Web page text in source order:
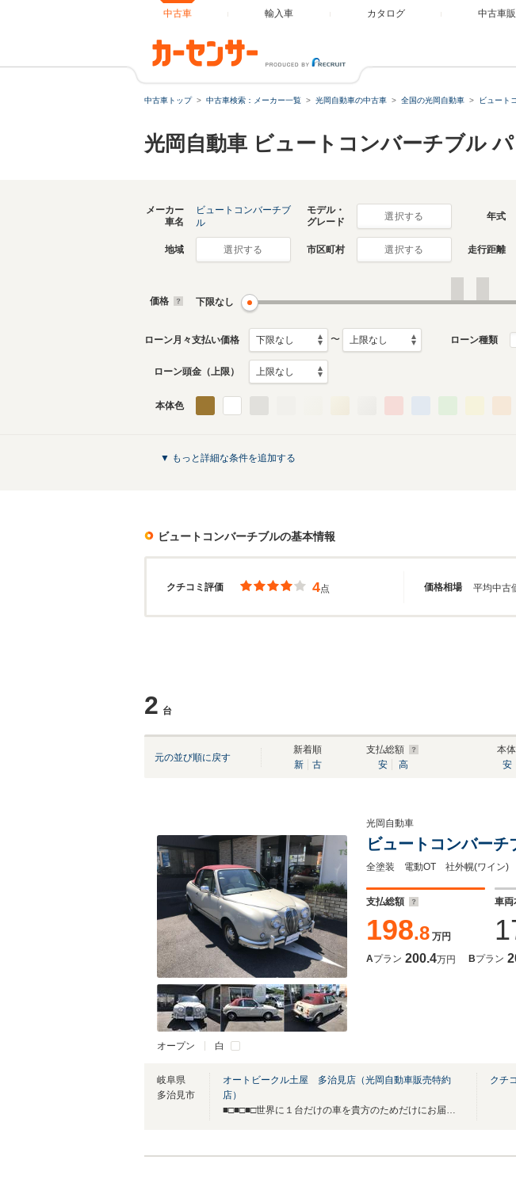
中古車 輸入車 カタログ 中古車
中古車トップ 中古車検索：メーカー一覧 光岡自動車の中古車 全国の光岡自動車 ビュート
光岡自動車 ビュートコンバーチブル
メーカー
車名
ビュートコンバーチブ
ル
モデル・
グレード
選択する 年式
地域 選択する 市区町村 選択する 走行距離
価格 下限なし
ローン月々支払い価格 〜 ローン種類
ローン頭金（上限）
本体色
▼ もっと詳細な条件を追加する
ビュートコンバーチブルの基本情報
クチコミ評価 価格相場
4点 平均中古
2 台
元の並び順に戻す
新着順
新
古
支払総額
安
高
本
安
オープン 白
光岡自動車
ビュートコンバー
支払総額
198.8 万円
車両
Aプラン 200.4万円 Bプラン
岐阜県
多治見市
オートビークル土屋 多治見店（光岡自動車販売特約
店）
■□■□■□世界に１台だけの車を貴方のためだけにお届けいたします□■□■□■
クチ